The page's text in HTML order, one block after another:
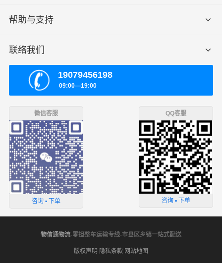
帮助与支持
联络我们
19079456198
09:00—19:00
微信客服
咨询 ▪ 下单
QQ客服
咨询 ▪ 下单
物信通物流-零担整车运输专线-市县区乡镇一站式配送
版权声明 隐私条款 网站地图